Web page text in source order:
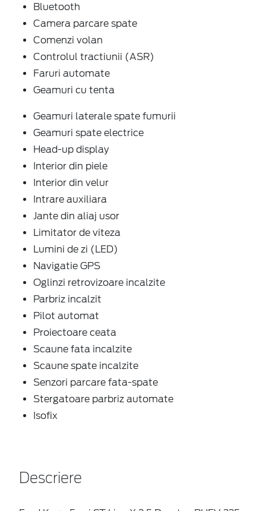
Bluetooth
Camera parcare spate
Comenzi volan
Controlul tractiunii (ASR)
Faruri automate
Geamuri cu tenta
Geamuri laterale spate fumurii
Geamuri spate electrice
Head-up display
Interior din piele
Interior din velur
Intrare auxiliara
Jante din aliaj usor
Limitator de viteza
Lumini de zi (LED)
Navigatie GPS
Oglinzi retrovizoare incalzite
Parbriz incalzit
Pilot automat
Proiectoare ceata
Scaune fata incalzite
Scaune spate incalzite
Senzori parcare fata-spate
Stergatoare parbriz automate
Isofix
Descriere